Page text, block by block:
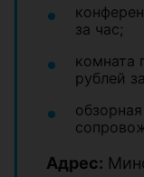
за час;
комната
рублей
Адрес: